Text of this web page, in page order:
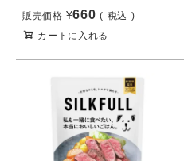
販売価格 ¥660
税込
カートに入れる